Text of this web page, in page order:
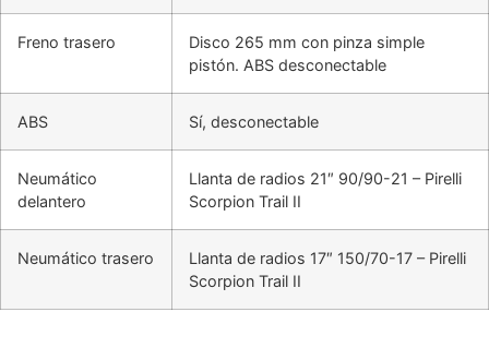
Freno trasero
Disco 265 mm con pinza simple
pistón. ABS desconectable
ABS Sí, desconectable
Neumático
delantero
Llanta de radios 21″ 90/90-21 – Pirelli
Scorpion Trail II
Neumático trasero
Llanta de radios 17″ 150/70-17 – Pirelli
Scorpion Trail II